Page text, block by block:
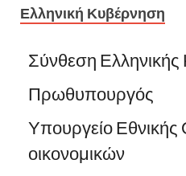
Ελληνική Κυβέρνηση
Σύνθεση
Πρωθυπουργός
Υπουργείο Εθνικής
οικονομικών